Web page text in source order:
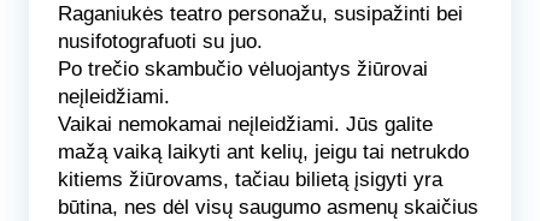
Raganiukės teatro personažu, susipažinti bei
nusifotografuoti su juo.
Po trečio skambučio vėluojantys žiūrovai
neįleidžiami.
Vaikai nemokamai neįleidžiami. Jūs galite
mažą vaiką laikyti ant kelių, jeigu tai netrukdo
kitiems žiūrovams, tačiau bilietą įsigyti yra
būtina, nes dėl visų saugumo asmenų skaičius